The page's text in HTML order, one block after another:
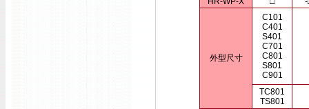
外型尺寸
C101
C401
S401
C701
C801
S801
C901
TC801
TS801